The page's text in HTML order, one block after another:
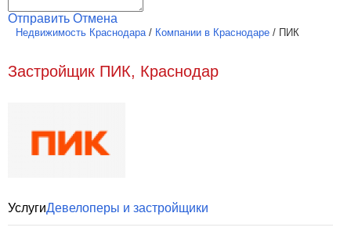
Отправить Отмена
Недвижимость Краснодара/ Компании в Краснодаре / ПИК
Застройщик ПИК, Краснодар
УслугиДевелоперы и застройщики